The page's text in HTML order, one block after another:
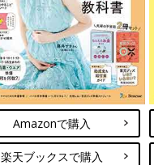
Amazonで購入
楽天ブックスで購入